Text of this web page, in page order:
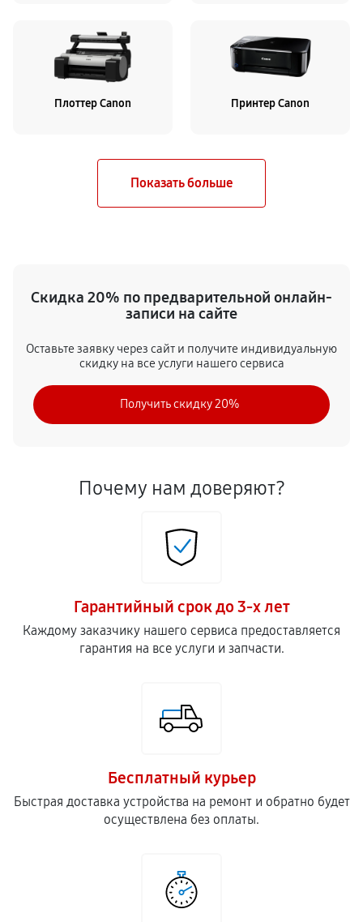
Плоттер Canon Принтер Canon
Скидка 20% по предварительной онлайн-
записи на сайте
Оставьте заявку через сайт и получите индивидуальную
скидку на все услуги нашего сервиса
Получить скидку 20%
Почему нам доверяют?
Гарантийный срок до 3-х лет
Каждому заказчику нашего сервиса предоставляется
гарантия на все услуги и запчасти.
Бесплатный курьер
Быстрая доставка устройства на ремонт и обратно будет
осуществлена без оплаты.